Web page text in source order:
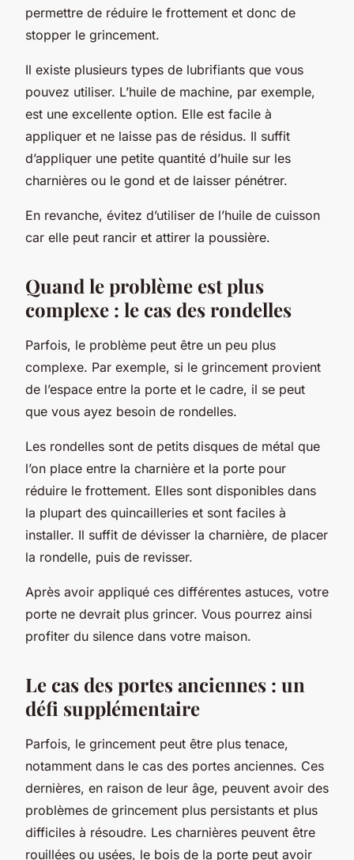
permettre de réduire le frottement et donc de
stopper le grincement.
Il existe plusieurs types de lubrifiants que vous
pouvez utiliser. L’huile de machine, par exemple,
est une excellente option. Elle est facile à
appliquer et ne laisse pas de résidus. Il suffit
d’appliquer une petite quantité d’huile sur les
charnières ou le gond et de laisser pénétrer.
En revanche, évitez d’utiliser de l’huile de cuisson
car elle peut rancir et attirer la poussière.
Quand le problème est plus
complexe : le cas des rondelles
Parfois, le problème peut être un peu plus
complexe. Par exemple, si le grincement provient
de l’espace entre la porte et le cadre, il se peut
que vous ayez besoin de rondelles.
Les rondelles sont de petits disques de métal que
l’on place entre la charnière et la porte pour
réduire le frottement. Elles sont disponibles dans
la plupart des quincailleries et sont faciles à
installer. Il suffit de dévisser la charnière, de placer
la rondelle, puis de revisser.
Après avoir appliqué ces différentes astuces, votre
porte ne devrait plus grincer. Vous pourrez ainsi
profiter du silence dans votre maison.
Le cas des portes anciennes : un
défi supplémentaire
Parfois, le grincement peut être plus tenace,
notamment dans le cas des portes anciennes. Ces
dernières, en raison de leur âge, peuvent avoir des
problèmes de grincement plus persistants et plus
difficiles à résoudre. Les charnières peuvent être
rouillées ou usées, le bois de la porte peut avoir